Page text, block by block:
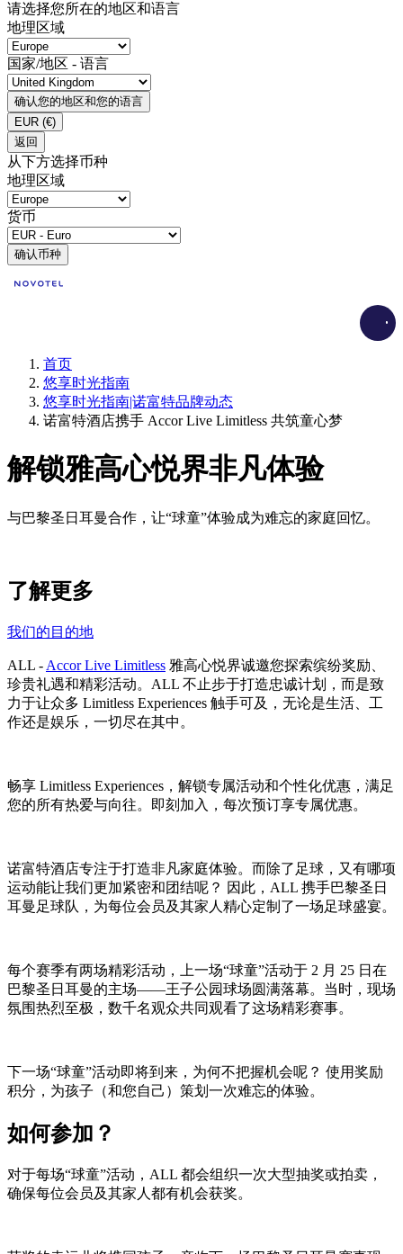
请选择您所在的地区和语言
地理区域
国家/地区 - 语言
确认您的地区和您的语言
EUR (€)
返回
从下方选择币种
地理区域
货币
确认币种
首页
悠享时光指南
悠享时光指南|诺富特品牌动态
诺富特酒店携手 Accor Live Limitless 共筑童心梦
解锁雅高心悦界非凡体验
与巴黎圣日耳曼合作，让“球童”体验成为难忘的家庭回忆。
了解更多
我们的目的地
ALL - Accor Live Limitless 雅高心悦界诚邀您探索缤纷奖励、
珍贵礼遇和精彩活动。ALL 不止步于打造忠诚计划，而是致
力于让众多 Limitless Experiences 触手可及，无论是生活、工
作还是娱乐，一切尽在其中。
畅享 Limitless Experiences，解锁专属活动和个性化优惠，满足
您的所有热爱与向往。即刻加入，每次预订享专属优惠。
诺富特酒店专注于打造非凡家庭体验。而除了足球，又有哪项
运动能让我们更加紧密和团结呢？ 因此，ALL 携手巴黎圣日
耳曼足球队，为每位会员及其家人精心定制了一场足球盛宴。
每个赛季有两场精彩活动，上一场“球童”活动于 2 月 25 日在
巴黎圣日耳曼的主场——王子公园球场圆满落幕。当时，现场
氛围热烈至极，数千名观众共同观看了这场精彩赛事。
下一场“球童”活动即将到来，为何不把握机会呢？ 使用奖励
积分，为孩子（和您自己）策划一次难忘的体验。
如何参加？
对于每场“球童”活动，ALL 都会组织一次大型抽奖或拍卖，
确保每位会员及其家人都有机会获奖。